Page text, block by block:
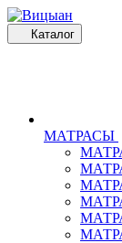
Каталог
МАТРАСЫ